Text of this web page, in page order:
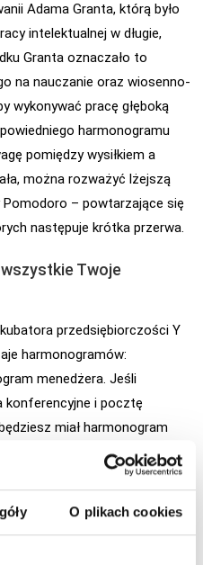
O plikach cookies
Adama Granta, którą było
intelektualnej w długie,
Granta oznaczało to
na nauczanie oraz wiosenno-
wykonywać pracę głęboką
harmonogramu
pomiędzy wysiłkiem a
można rozważyć lżejszą
– powtarzające się
następuje krótka przerwa.
Twoje
przedsiębiorczości Y
harmonogramów:
menedżera. Jeśli
konferencyjne i pocztę
miał harmonogram
mają tendencję do
bloki czasu.
Ich praca wymaga